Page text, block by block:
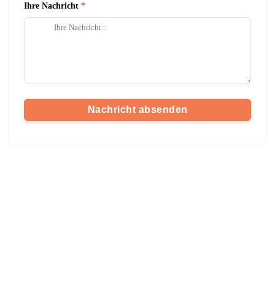
Ihre Nachricht
Nachricht absenden